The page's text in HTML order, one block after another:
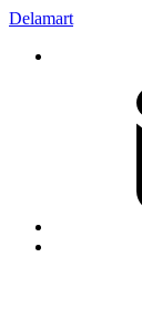
Delamart